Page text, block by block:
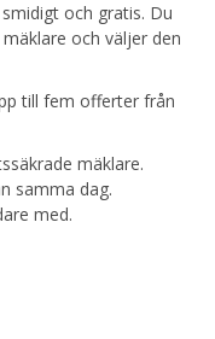
och gratis. Du
och väljer den
till fem offerter från
mäklare.
samma dag.
med.